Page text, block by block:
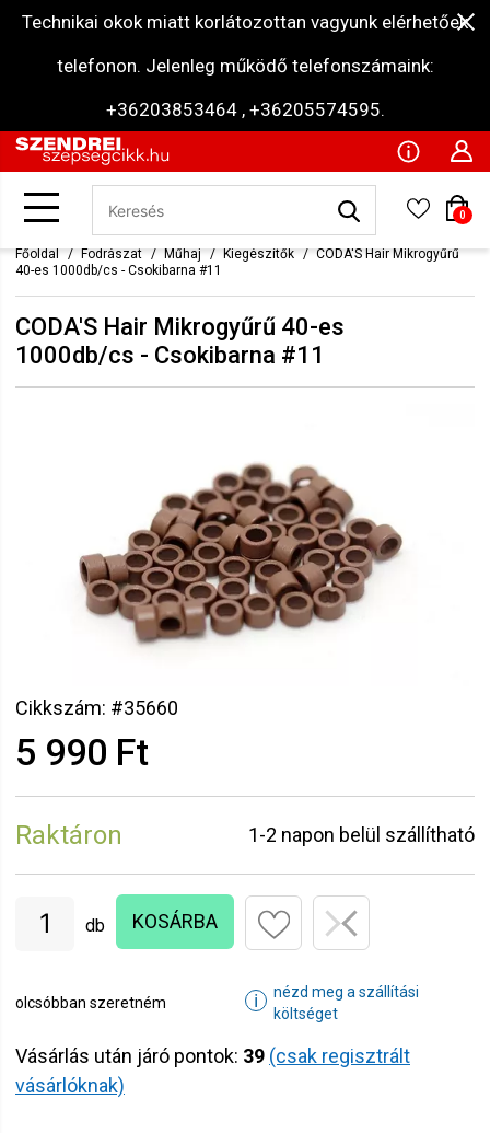
Technikai okok miatt korlátozottan vagyunk elérhetőek
telefonon. Jelenleg működő telefonszámaink:
+36203853464 , +36205574595.
0
Főoldal Fodrászat Műhaj Kiegészítők
CODA'S Hair Mikrogyűrű
40-es 1000db/cs - Csokibarna #11
CODA'S Hair Mikrogyűrű 40-es
1000db/cs - Csokibarna #11
Cikkszám: #35660
5 990 Ft
Raktáron 1-2 napon belül szállítható
db KOSÁRBA
olcsóbban szeretném ℹ
nézd meg a szállítási
költséget
Vásárlás után járó pontok: 39 (csak regisztrált
vásárlóknak)